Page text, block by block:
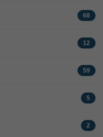
68
12
59
5
2